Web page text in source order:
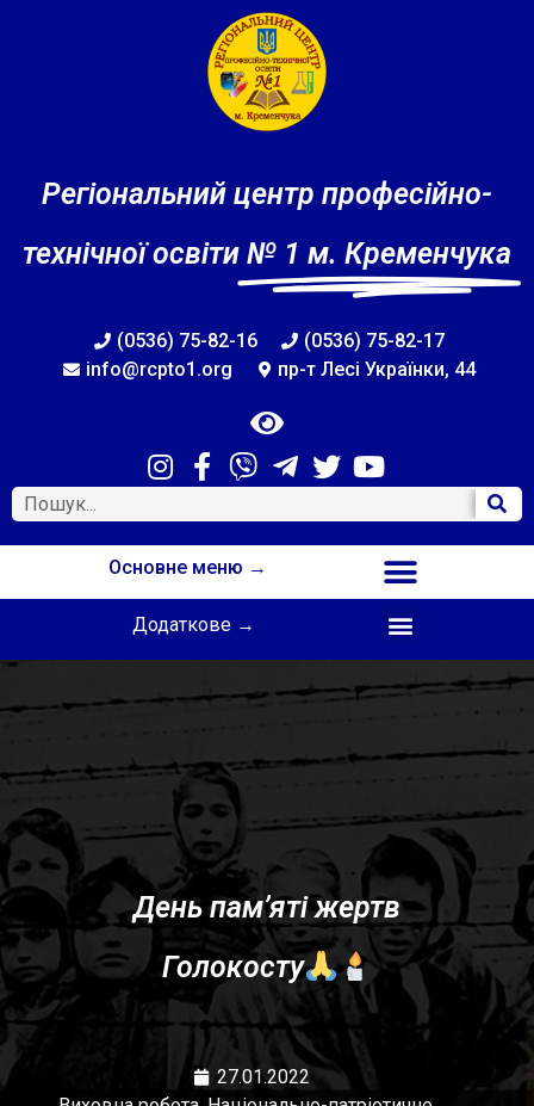
Регіональний центр професійно-
технічної освіти № 1 м. Кременчука
(0536) 75-82-16
(0536) 75-82-17
info@rcpto1.org
пр-т Лесі Українки, 44
Основне меню →
Додаткове →
День пам’яті жертв
Голокосту
27.01.2022